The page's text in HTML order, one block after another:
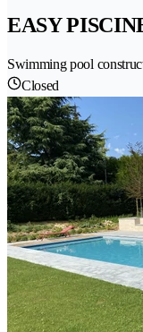
EASY
Swimming pool
Closed